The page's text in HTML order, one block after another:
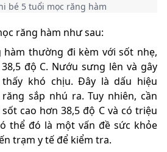
bé 5 tuổi mọc răng hàm
răng hàm như sau:
hàm thường đi kèm với sốt nhẹ,
độ C. Nướu sưng lên và gây
khó chịu. Đây là dấu hiệu
sắp nhú ra. Tuy nhiên, cần
cao hơn 38,5 độ C và có triệu
thể đó là một vấn đề sức khỏe
trạm y tế để kiểm tra.